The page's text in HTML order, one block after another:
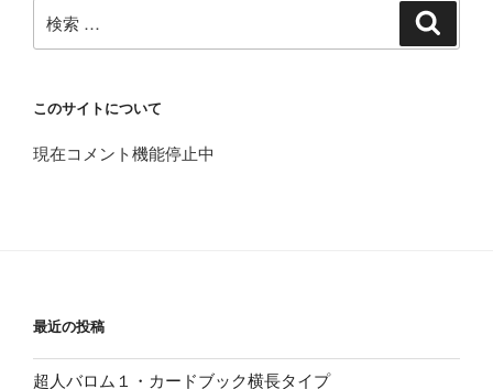
検
索:
このサイトについて
現在コメント機能停止中
最近の投稿
超人バロム１・カードブック横長タイプ